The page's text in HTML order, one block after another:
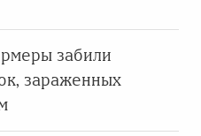
забили
зараженных